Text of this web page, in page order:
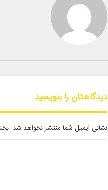
دیدگاهتان را بنویسید
نشانی ایمیل شما منتشر نخواهد شد.